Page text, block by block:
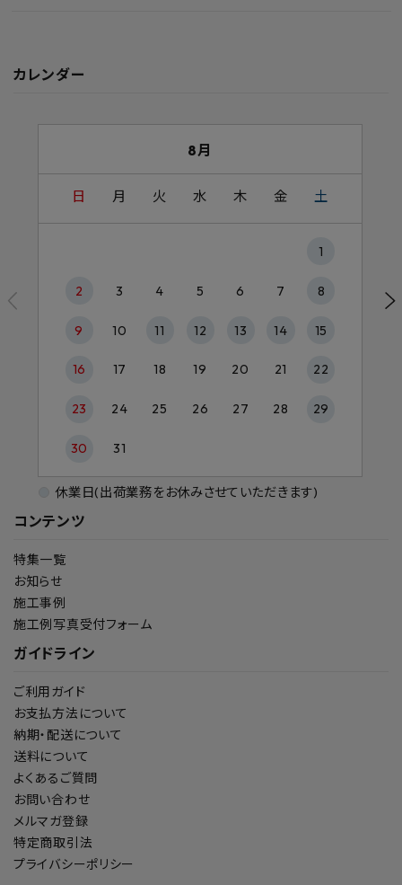
コンテンツ
特集一覧
お知らせ
施工事例
施工例写真受付フォーム
ガイドライン
ご利用ガイド
お支払方法について
納期・配送について
送料について
よくあるご質問
お問い合わせ
メルマガ登録
特定商取引法
プライバシーポリシー
カレンダー
8月
日 月 火 水 木 金 土
1
2 3 4 5 6 7 8
9 10 11 12 13 14 15
16 17 18 19 20 21 22
23 24 25 26 27 28 29
30 31
休業日(出荷業務をお休みさせていただきます)